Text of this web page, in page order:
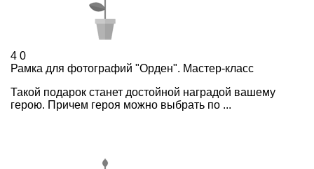
4 0
Рамка для фотографий "Орден". Мастер-класс
Такой подарок станет достойной наградой вашему
герою. Причем героя можно выбрать по ...